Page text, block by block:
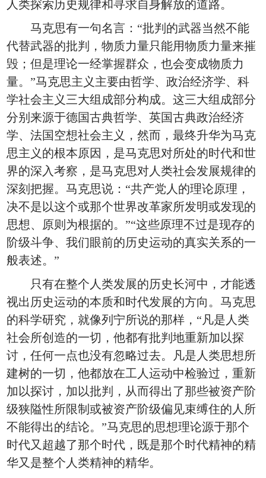
人类探索历史规律和寻求自身解放的道路。
马克思有一句名言：“批判的武器当然不能
代替武器的批判，物质力量只能用物质力量来摧
毁；但是理论一经掌握群众，也会变成物质力
量。”马克思主义主要由哲学、政治经济学、科
学社会主义三大组成部分构成。这三大组成部分
分别来源于德国古典哲学、英国古典政治经济
学、法国空想社会主义，然而，最终升华为马克
思主义的根本原因，是马克思对所处的时代和世
界的深入考察，是马克思对人类社会发展规律的
深刻把握。马克思说：“共产党人的理论原理，
决不是以这个或那个世界改革家所发明或发现的
思想、原则为根据的。”“这些原理不过是现存的
阶级斗争、我们眼前的历史运动的真实关系的一
般表述。”
只有在整个人类发展的历史长河中，才能透
视出历史运动的本质和时代发展的方向。马克思
的科学研究，就像列宁所说的那样，“凡是人类
社会所创造的一切，他都有批判地重新加以探
讨，任何一点也没有忽略过去。凡是人类思想所
建树的一切，他都放在工人运动中检验过，重新
加以探讨，加以批判，从而得出了那些被资产阶
级狭隘性所限制或被资产阶级偏见束缚住的人所
不能得出的结论。”马克思的思想理论源于那个
时代又超越了那个时代，既是那个时代精神的精
华又是整个人类精神的精华。